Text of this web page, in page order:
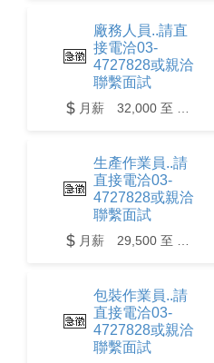
廠務人員..請直
接電洽03-
4727828或親洽
聯繫面試
生產作業員..請
直接電洽03-
4727828或親洽
聯繫面試
包裝作業員..請
直接電洽03-
4727828或親洽
聯繫面試